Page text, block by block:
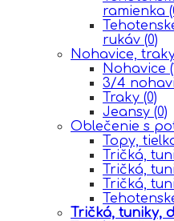
ramienka
rukáv (0)
Nohavice,
Nohavice
3/4
Traky (0)
Jeansy (0)
Oblečenie s
Topy,
Tričká,
Tričká,
Tričká,
Tričká, tuniky,